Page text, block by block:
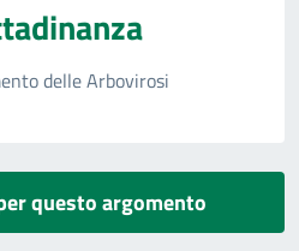
delle Arbovirosi
questo argomento